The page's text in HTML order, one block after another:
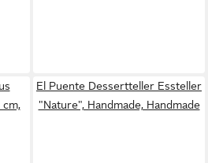
El Puente Dessertteller Essteller
"Nature", Handmade, Handmade